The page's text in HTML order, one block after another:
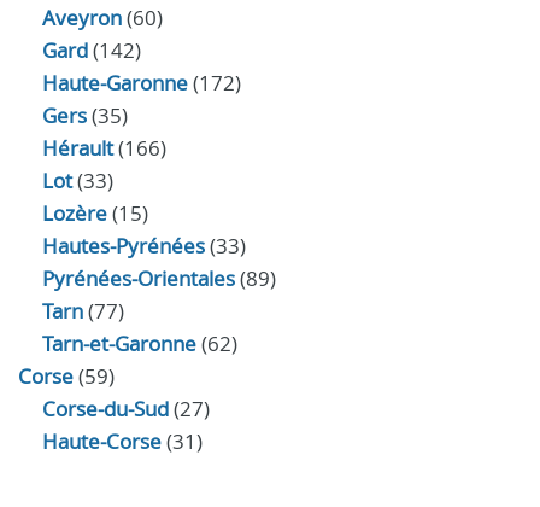
Aveyron(60)
Gard(142)
Haute-Garonne(172)
Gers(35)
Hérault(166)
Lot(33)
Lozère(15)
Hautes-Pyrénées(33)
Pyrénées-Orientales(89)
Tarn(77)
Tarn-et-Garonne(62)
Corse(59)
Corse-du-Sud(27)
Haute-Corse(31)